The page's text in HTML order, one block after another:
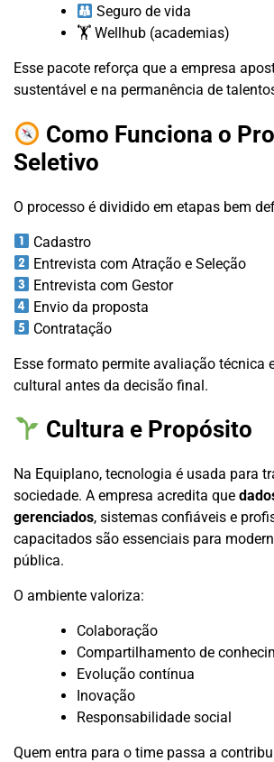
Seguro de vida
🏋️ Wellhub (academias)
Esse pacote reforça que a empresa
sustentável e na permanência de
Como Funciona o
Seletivo
O processo é dividido em etapas bem
Cadastro
Entrevista com Atração e Seleção
Entrevista com Gestor
Envio da proposta
Contratação
Esse formato permite avaliação técnica
cultural antes da decisão final.
Cultura e Propósito
Na Equiplano, tecnologia é usada para
sociedade. A empresa acredita que
gerenciados, sistemas confiáveis e
capacitados são essenciais para
pública.
O ambiente valoriza:
Colaboração
Compartilhamento de
Evolução contínua
Inovação
Responsabilidade social
Quem entra para o time passa a